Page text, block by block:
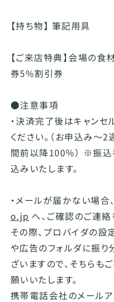
【持ち物】 筆記用具
【ご来店特典】会場の
券5%割引券
●注意事項
・決済完了後はキャン
ください。（お申込み～
間前以降100％） ※振
込みいたします。
・メールが届かない場合
o.jp へ、ご確認のご連絡
その際、プロバイダの設
や広告のフォルダに振り
ざいますので、そちらも
願いいたします。
携帯電話会社のメール